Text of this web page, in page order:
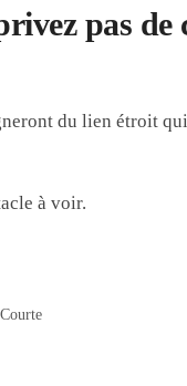
pas de
du lien étroit
à voir.